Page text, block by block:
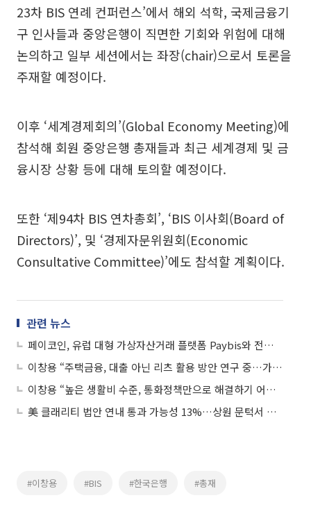
23차 BIS 연례 컨퍼런스’에서 해외 석학, 국제금융기
구 인사들과 중앙은행이 직면한 기회와 위험에 대해
논의하고 일부 세션에서는 좌장(chair)으로서 토론을
주재할 예정이다.
이후 ‘세계경제회의’(Global Economy Meeting)에
참석해 회원 중앙은행 총재들과 최근 세계경제 및 금
융시장 상황 등에 대해 토의할 예정이다.
또한 ‘제94차 BIS 연차총회’, ‘BIS 이사회(Board of
Directors)’, 및 ‘경제자문위원회(Economic
Consultative Committee)’에도 참석할 계획이다.
관련 뉴스
페이코인, 유럽 대형 가상자산거래 플랫폼 Paybis와 전략적 파트너십 체결
이창용 “주택금융, 대출 아닌 리츠 활용 방안 연구 중…가격변동 리스크 분산 기대”
이창용 “높은 생활비 수준, 통화정책만으로 해결하기 어려워…구조개선 고민할 때”
美 클래리티 법안 연내 통과 가능성 13%…상원 문턱서 제동
#이창용 #BIS #한국은행 #총재